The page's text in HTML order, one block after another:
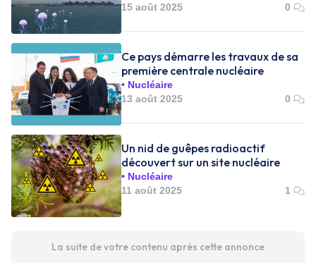
15 août 2025
0
Ce pays démarre les travaux de sa
première centrale nucléaire
Nucléaire
13 août 2025
0
Un nid de guêpes radioactif
découvert sur un site nucléaire
Nucléaire
11 août 2025
1
La suite de votre contenu après cette annonce